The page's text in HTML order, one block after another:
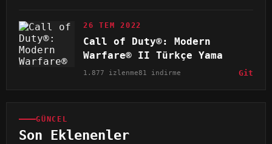
26 TEM 2022
Call of Duty®: Modern
Warfare® II Türkçe Yama
1.877 izlenme81 indirme Git
GÜNCEL
Son Eklenenler